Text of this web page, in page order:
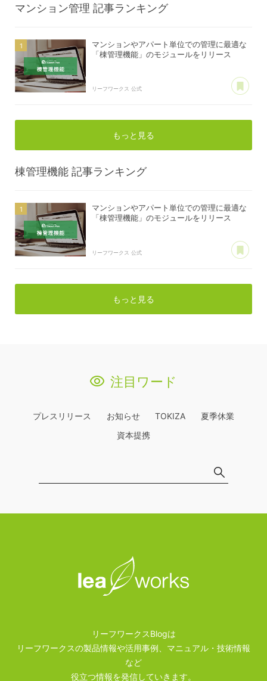
マンション管理 記事ランキング
マンションやアパート単位での管理に最適な
「棟管理機能」のモジュールをリリース
リーフワークス 公式
もっと見る
棟管理機能 記事ランキング
マンションやアパート単位での管理に最適な
「棟管理機能」のモジュールをリリース
リーフワークス 公式
もっと見る
注目ワード
プレスリリース お知らせ TOKIZA
夏季休業
資本提携
リーフワークスBlogは
リーフワークスの製品情報や活用事例、マニュアル・技術情報
など
役立つ情報を発信していきます。